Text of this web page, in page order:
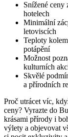
Snížené ceny
hotelech
Minimální
letoviscích
Teploty
potápění
Možnost
kulturních
Skvělé
a přírodních
Proč utrácet víc,
ceny? Vyrazte do
krásami přírody i
výlety a objevovat